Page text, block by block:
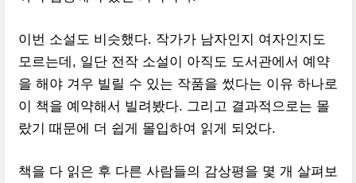
이번 소설도 비슷했다. 작가가 남자인지 여자인지도
모르는데, 일단 전작 소설이 아직도 도서관에서 예약
을 해야 겨우 빌릴 수 있는 작품을 썼다는 이유 하나로
이 책을 예약해서 빌려봤다. 그리고 결과적으로는 몰
랐기 때문에 더 쉽게 몰입하여 읽게 되었다.
책을 다 읽은 후 다른 사람들의 감상평을 몇 개 살펴보